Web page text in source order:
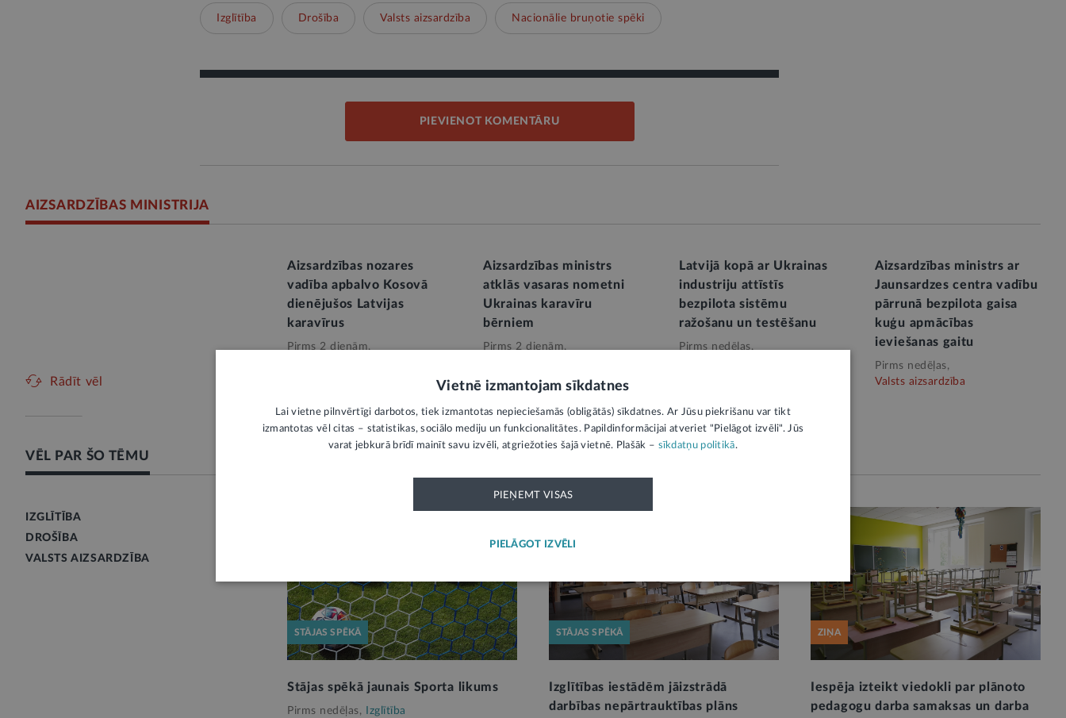
Izglītība Drošība Valsts aizsardzība Nacionālie bruņotie spēki
PIEVIENOT KOMENTĀRU
AIZSARDZĪBAS MINISTRIJA
Aizsardzības nozares
vadība apbalvo Kosovā
dienējušos Latvijas
karavīrus
Pirms 2 dienām,
Aizsardzības ministrs
atklās vasaras nometni
Ukrainas karavīru
bērniem
Pirms 2 dienām,
Latvijā kopā ar Ukrainas
industriju attīstīs
bezpilota sistēmu
ražošanu un testēšanu
Pirms nedēļas,
Aizsardzības ministrs ar
Jaunsardzes centra vadību
pārrunā bezpilota gaisa
kuģu apmācības
ieviešanas gaitu
Pirms nedēļas,
Valsts aizsardzība
Rādīt vēl
VĒL PAR ŠO TĒMU
IZGLĪTĪBA
DROŠĪBA
VALSTS AIZSARDZĪBA
STĀJAS SPĒKĀ
Stājas spēkā jaunais Sporta likums
Pirms nedēļas, Izglītība
STĀJAS SPĒKĀ
Izglītības iestādēm jāizstrādā
darbības nepārtrauktības plāns
ZIŅA
Iespēja izteikt viedokli par plānoto
pedagogu darba samaksas un darba
Vietnē izmantojam sīkdatnes
Lai vietne pilnvērtīgi darbotos, tiek izmantotas nepieciešamās (obligātās) sīkdatnes. Ar Jūsu piekrišanu var tikt
izmantotas vēl citas – statistikas, sociālo mediju un funkcionalitātes. Papildinformācijai atveriet "Pielāgot izvēli". Jūs
varat jebkurā brīdī mainīt savu izvēli, atgriežoties šajā vietnē. Plašāk – sīkdatņu politikā.
PIEŅEMT VISAS
PIELĀGOT IZVĒLI